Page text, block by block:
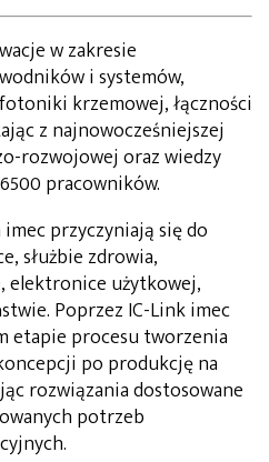
w zakresie
i systemów,
krzemowej, łączności
z najnowocześniejszej
rozwojowej oraz wiedzy
pracowników.
przyczyniają się do
służbie zdrowia,
elektronice użytkowej,
Poprzez IC-Link imec
etapie procesu tworzenia
po produkcję na
rozwiązania dostosowane
potrzeb